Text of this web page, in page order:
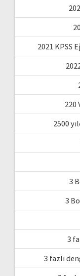
2021 KPSS
220
2500
3
3
3
3 fazlı